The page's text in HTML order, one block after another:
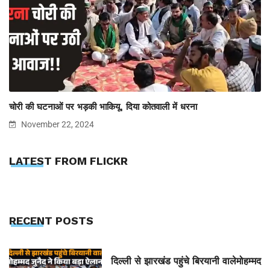
चोरी की घटनाओं पर भड़की भाकियू, दिया कोतवाली में धरना
November 22, 2024
LATEST FROM FLICKR
RECENT POSTS
दिल्ली से झारखंड पहुंचे बिरयानी वालेमोहम्मद